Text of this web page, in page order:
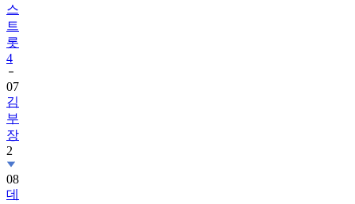
스
트
롯
4
07
김
부
장
2
08
데